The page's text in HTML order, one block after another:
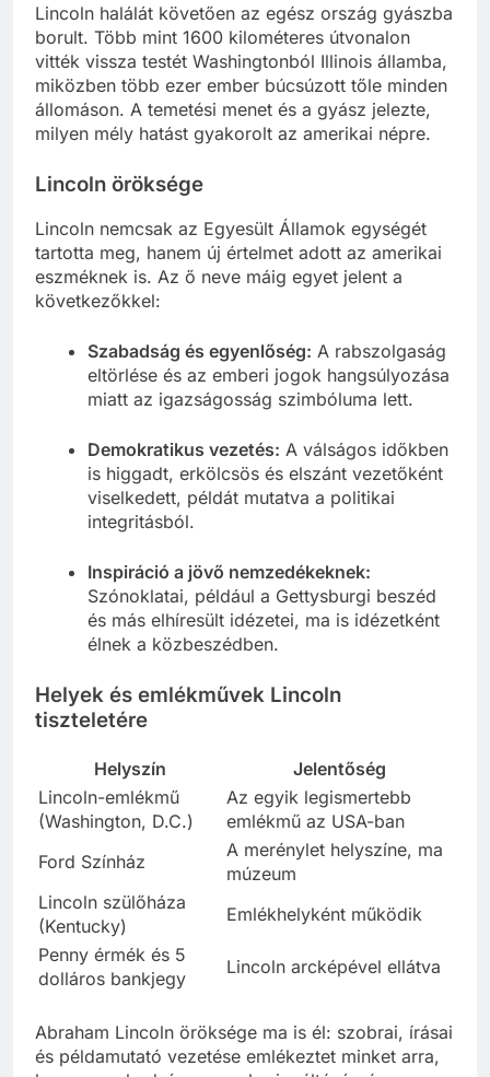
Lincoln halálát követően az egész ország gyászba
borult. Több mint 1600 kilométeres útvonalon
vitték vissza testét Washingtonból Illinois államba,
miközben több ezer ember búcsúzott tőle minden
állomáson. A temetési menet és a gyász jelezte,
milyen mély hatást gyakorolt az amerikai népre.
Lincoln öröksége
Lincoln nemcsak az Egyesült Államok egységét
tartotta meg, hanem új értelmet adott az amerikai
eszméknek is. Az ő neve máig egyet jelent a
következőkkel:
Szabadság és egyenlőség: A rabszolgaság
eltörlése és az emberi jogok hangsúlyozása
miatt az igazságosság szimbóluma lett.
Demokratikus vezetés: A válságos időkben
is higgadt, erkölcsös és elszánt vezetőként
viselkedett, példát mutatva a politikai
integritásból.
Inspiráció a jövő nemzedékeknek:
Szónoklatai, például a Gettysburgi beszéd
és más elhíresült idézetei, ma is idézetként
élnek a közbeszédben.
Helyek és emlékművek Lincoln
tiszteletére
Helyszín
Jelentőség
Lincoln-emlékmű
(Washington, D.C.)
Az egyik legismertebb
emlékmű az USA-ban
Ford Színház
A merénylet helyszíne, ma
múzeum
Lincoln szülőháza
(Kentucky)
Emlékhelyként működik
Penny érmék és 5
dolláros bankjegy
Lincoln arcképével ellátva
Abraham Lincoln öröksége ma is él: szobrai, írásai
és példamutató vezetése emlékeztet minket arra,